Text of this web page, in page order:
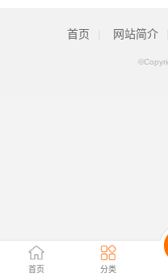
首页 分类
首页 网站简介